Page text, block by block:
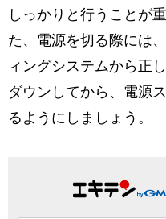
しっかりと行うことが
た、電源を切る際には
ィングシステムから正
ダウンしてから、電源
るようにしましょう。